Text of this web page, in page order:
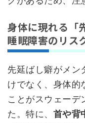
身体に現れる「
睡眠障害のリス
先延ばし癖がメン
けでなく、身体的
ことがスウェーデ
た。特に、 首や背